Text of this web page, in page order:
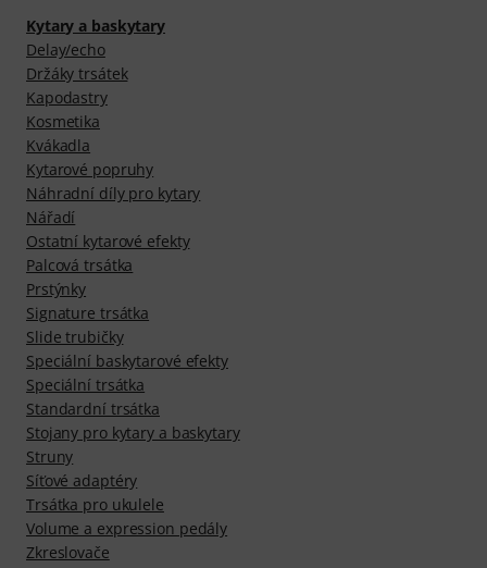
Kytary a baskytary
Delay/echo
Držáky trsátek
Kapodastry
Kosmetika
Kvákadla
Kytarové popruhy
Náhradní díly pro kytary
Nářadí
Ostatní kytarové efekty
Palcová trsátka
Prstýnky
Signature trsátka
Slide trubičky
Speciální baskytarové efekty
Speciální trsátka
Standardní trsátka
Stojany pro kytary a baskytary
Struny
Síťové adaptéry
Trsátka pro ukulele
Volume a expression pedály
Zkreslovače